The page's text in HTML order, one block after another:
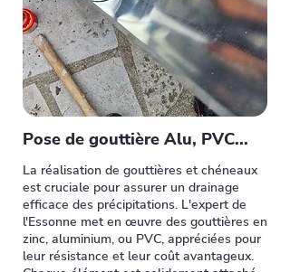
Pose de gouttière Alu, PVC...
La réalisation de gouttières et chéneaux
est cruciale pour assurer un drainage
efficace des précipitations. L'expert de
l'Essonne met en œuvre des gouttières en
zinc, aluminium, ou PVC, appréciées pour
leur résistance et leur coût avantageux.